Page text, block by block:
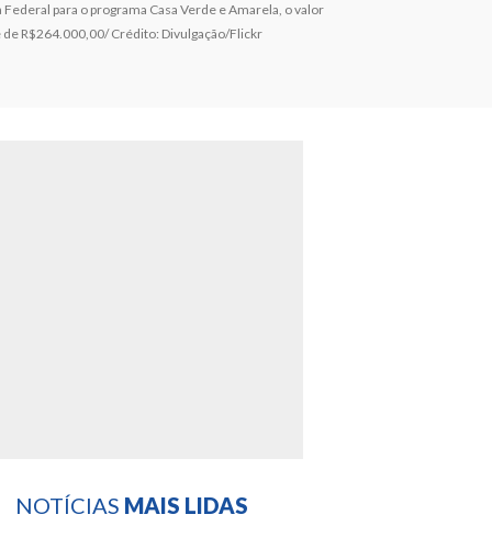
para o programa Casa Verde e Amarela, o valor
R$264.000,00/ Crédito: Divulgação/Flickr
NOTÍCIAS MAIS LIDAS